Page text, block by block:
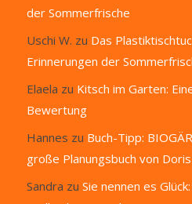
der Sommerfrische
Uschi W. zu Das
Erinnerungen der
Elaela zu Kitsch im Garten:
Bewertung
Hannes zu Buch-Tipp:
große Planungsbuch von
Sandra zu Sie nennen es